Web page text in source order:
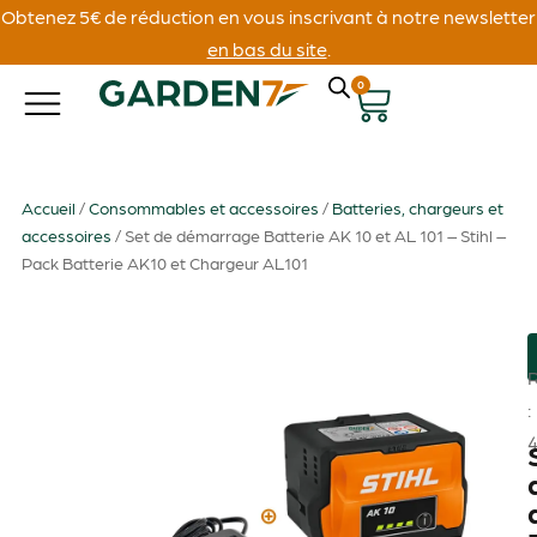
Obtenez 5€ de réduction en vous inscrivant à notre newsletter
en bas du site.
0
Accueil /Consommables et accessoires / Batteries, chargeurs et
accessoires / Set de démarrage Batterie AK 10 et AL 101 – Stihl –
Pack Batterie AK10 et Chargeur AL101
: